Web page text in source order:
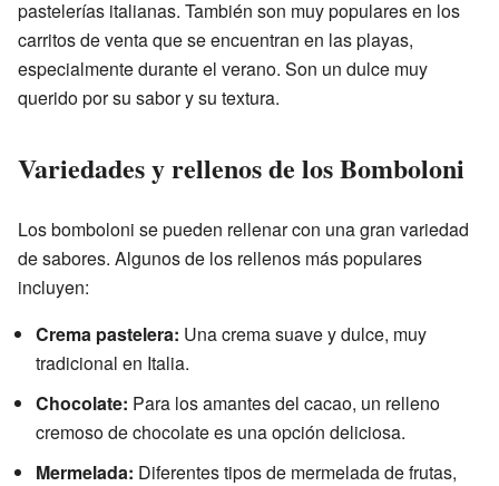
pastelerías italianas. También son muy populares en los
carritos de venta que se encuentran en las playas,
especialmente durante el verano. Son un dulce muy
querido por su sabor y su textura.
Variedades y rellenos de los Bomboloni
Los bomboloni se pueden rellenar con una gran variedad
de sabores. Algunos de los rellenos más populares
incluyen:
Crema pastelera: Una crema suave y dulce, muy
tradicional en Italia.
Chocolate: Para los amantes del cacao, un relleno
cremoso de chocolate es una opción deliciosa.
Mermelada: Diferentes tipos de mermelada de frutas,